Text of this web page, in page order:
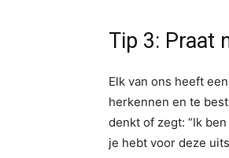
Tip 3: Praat
Elk van ons heeft
herkennen en te
denkt of zegt: “Ik
je hebt voor deze